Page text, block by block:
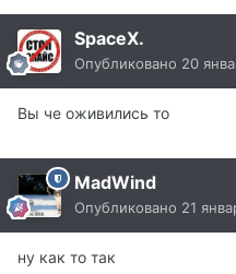
SpaceX.
Опубликовано 20
Вы че оживились то
MadWind
Опубликовано 21
ну как то так